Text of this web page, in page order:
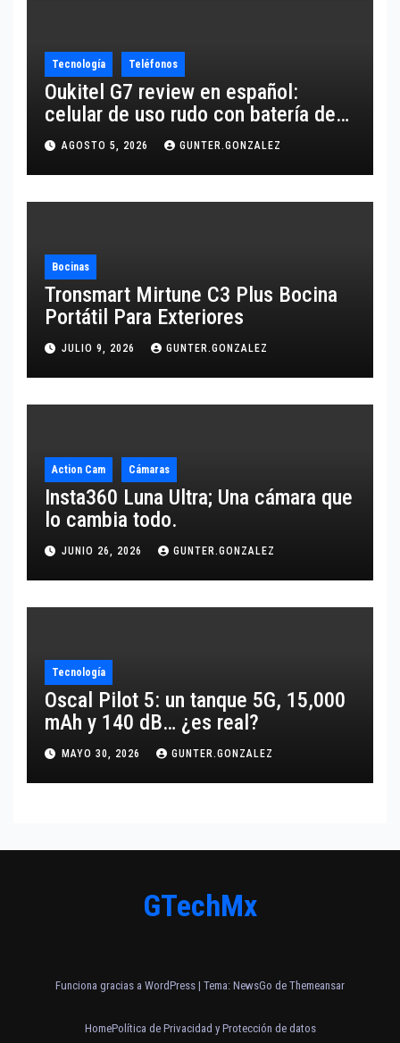
Tecnología Teléfonos
Oukitel G7 review en español:
celular de uso rudo con batería de
10,600 mAh
AGOSTO 5, 2026 GUNTER.GONZALEZ
Bocinas
Tronsmart Mirtune C3 Plus Bocina
Portátil Para Exteriores
JULIO 9, 2026 GUNTER.GONZALEZ
Action Cam Cámaras
Insta360 Luna Ultra; Una cámara que
lo cambia todo.
JUNIO 26, 2026 GUNTER.GONZALEZ
Tecnología
Oscal Pilot 5: un tanque 5G, 15,000
mAh y 140 dB… ¿es real?
MAYO 30, 2026 GUNTER.GONZALEZ
GTechMx
Funciona gracias a WordPress | Tema: NewsGo de Themeansar
HomePolítica de Privacidad y Protección de datos